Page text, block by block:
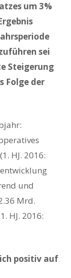
um 3%
sei
Steigerung
Folge der
HJ. 2016:
und
Mrd.
HJ. 2016:
positiv auf